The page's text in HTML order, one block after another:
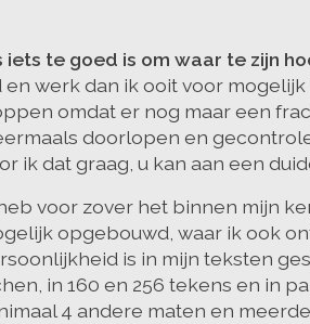
iets te goed is om waar te zijn
en werk dan ik ooit voor
omdat er nog maar een
doorlopen en
ik dat graag, u kan aan een
voor zover het binnen mijn
opgebouwd, waar ik ook
is in mijn teksten
in 160 en 256 tekens en in
4 andere maten en